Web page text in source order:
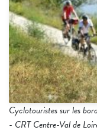
Cyclotouristes sur les
- CRT Centre-Val de